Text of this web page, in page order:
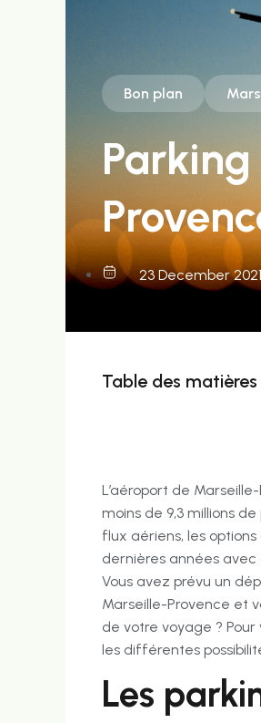
Bon plan
23 December 2021
Table des matières
L’aéroport de
moins de 9,3 millions
flux aériens, les
dernières années avec
Vous avez prévu un
Marseille-Provence et
de votre voyage ?
les différentes
Les